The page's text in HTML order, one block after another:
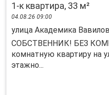
1-к квартира, 33 м²
04.08.26 09:00
улица Академика
СОБСТВЕННИК! БЕЗ
комнатную квартиру на
этажно...